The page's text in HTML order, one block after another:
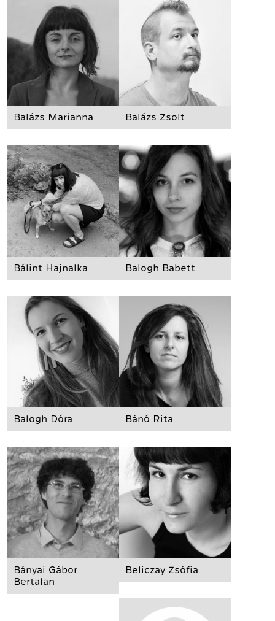
Balázs Marianna Balázs Zsolt
Bálint Hajnalka Balogh Babett
Balogh Dóra Bánó Rita
Bányai Gábor
Bertalan
Beliczay Zsófia